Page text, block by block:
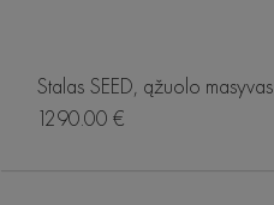
Stalas SEED, ąžuolo masyvas
1290.00 €